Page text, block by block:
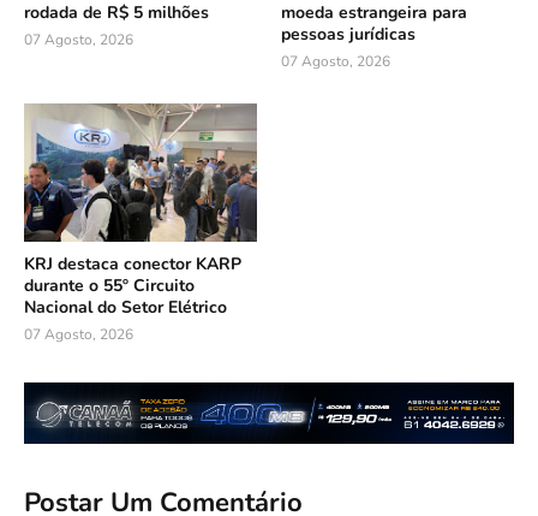
rodada de R$ 5 milhões
07 Agosto, 2026
moeda estrangeira para
pessoas jurídicas
07 Agosto, 2026
KRJ destaca conector KARP
durante o 55º Circuito
Nacional do Setor Elétrico
07 Agosto, 2026
Postar Um Comentário